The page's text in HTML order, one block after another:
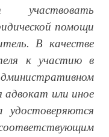
участвовать
помощи
В качестве
к участию в
адвокат или иное
удостоверяются